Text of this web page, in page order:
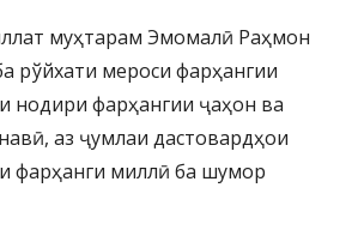
муҳтарам Эмомалӣ Раҳмон
рўйхати мероси фарҳангии
фарҳангии ҷаҳон ва
аз ҷумлаи дастовардҳои
фарҳанги миллӣ ба шумор